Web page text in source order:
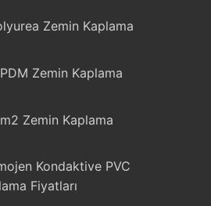
Zemin Kaplama
Zemin Kaplama
Zemin Kaplama
Kondaktive PVC
Fiyatları